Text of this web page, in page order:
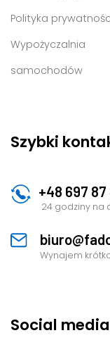
Polityka
Wypożyczalnia
samochodów
Szybki
+48 697 87
24 godziny na
Wynajem
Social media